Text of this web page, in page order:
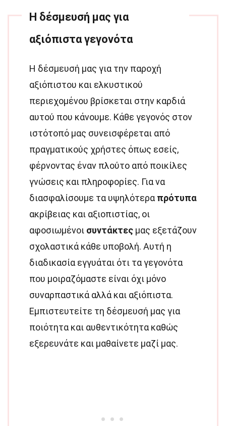
Η δέσμευσή μας για
αξιόπιστα γεγονότα
Η δέσμευσή μας για την παροχή
αξιόπιστου και ελκυστικού
περιεχομένου βρίσκεται στην καρδιά
αυτού που κάνουμε. Κάθε γεγονός στον
ιστότοπό μας συνεισφέρεται από
πραγματικούς χρήστες όπως εσείς,
φέρνοντας έναν πλούτο από ποικίλες
γνώσεις και πληροφορίες. Για να
διασφαλίσουμε τα υψηλότερα πρότυπα
ακρίβειας και αξιοπιστίας, οι
αφοσιωμένοι συντάκτες μας εξετάζουν
σχολαστικά κάθε υποβολή. Αυτή η
διαδικασία εγγυάται ότι τα γεγονότα
που μοιραζόμαστε είναι όχι μόνο
συναρπαστικά αλλά και αξιόπιστα.
Εμπιστευτείτε τη δέσμευσή μας για
ποιότητα και αυθεντικότητα καθώς
εξερευνάτε και μαθαίνετε μαζί μας.